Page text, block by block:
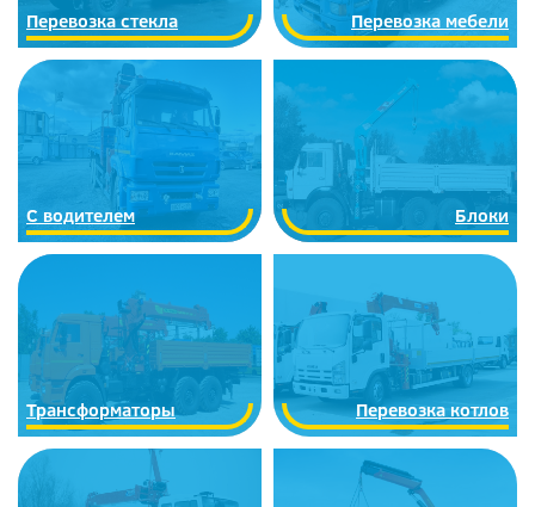
Перевозка стекла Перевозка мебели
С водителем Блоки
Трансформаторы Перевозка котлов